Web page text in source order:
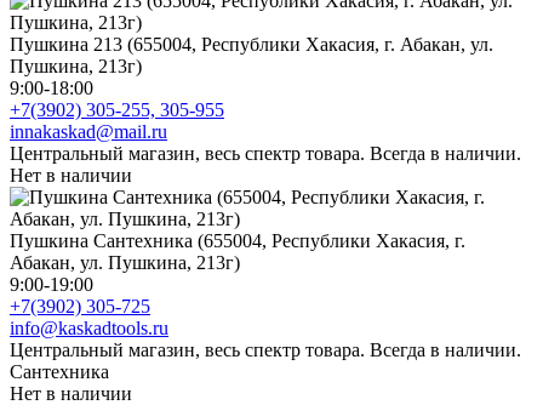
Пушкина 213 (655004, Республики Хакасия, г. Абакан, ул.
Пушкина, 213г)
9:00-18:00
+7(3902) 305-255, 305-955
innakaskad@mail.ru
Центральный магазин, весь спектр товара. Всегда в наличии.
Нет в наличии
Пушкина Сантехника (655004, Республики Хакасия, г.
Абакан, ул. Пушкина, 213г)
9:00-19:00
+7(3902) 305-725
info@kaskadtools.ru
Центральный магазин, весь спектр товара. Всегда в наличии.
Сантехника
Нет в наличии